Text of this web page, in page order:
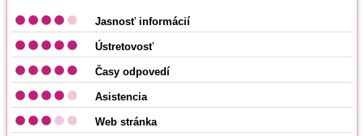
Jasnosť informácií
Ústretovosť
Časy odpovedí
Asistencia
Web stránka